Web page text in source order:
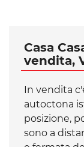
Casa
vendita,
In vendita
autoctona
posizione,
sono a